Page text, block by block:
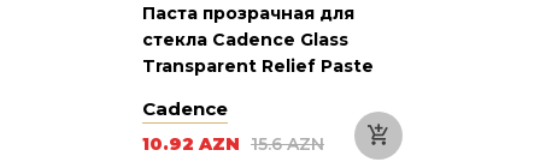
Паста прозрачная для
стекла Cadence Glass
Transparent Relief Paste
мл
Cadence
10.92 AZN 15.6 AZN